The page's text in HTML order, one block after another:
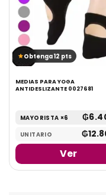
Obtenga 12 pts
MEDIAS PARA YOGA
ANTIDESLIZANTE 0027681
MAYORISTA ×6 ₲
UNITARIO ₲
Ver